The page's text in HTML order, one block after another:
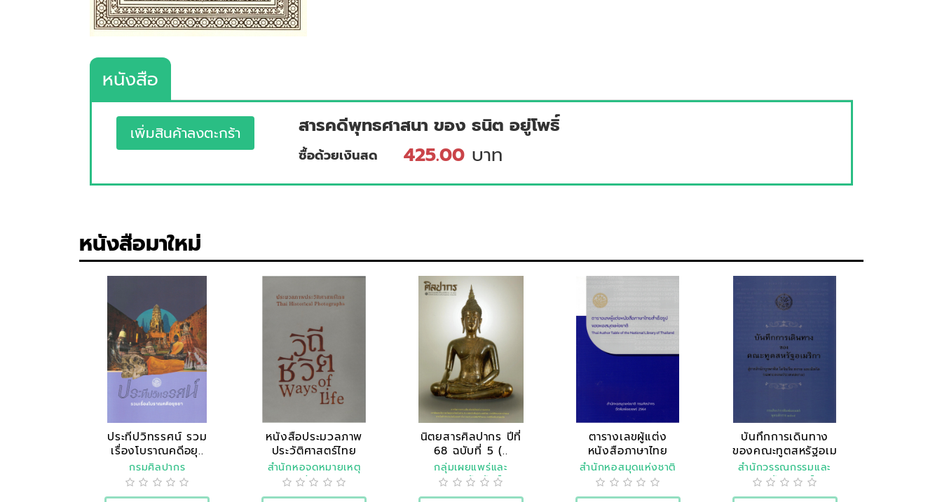
หนังสือ
เพิ่มสินค้าลงตะกร้า สารคดีพุทธศาสนา ของ ธนิต อยู่โพธิ์
ซื้อด้วยเงินสด 425.00 บาท
หนังสือมาใหม่
ประทีปวิทรรศน์ รวม
เรื่องโบราณคดีอยุ..
กรมศิลปากร
หนังสือประมวลภาพ
ประวัติศาสตร์ไทย
"ว..
สำนักหอจดหมายเหตุ
แห่งชาติ
นิตยสารศิลปากร ปีที่
68 ฉบับที่ 5 (..
กลุ่มเผยแพร่และ
ประชาสัมพันธ์
ตารางเลขผู้แต่ง
หนังสือภาษาไทย
สำเร็จ..
สำนักหอสมุดแห่งชาติ
บันทึกการเดินทาง
ของคณะทูตสหรัฐอเม
ริ..
สำนักวรรณกรรมและ
ประวัติศาสตร์